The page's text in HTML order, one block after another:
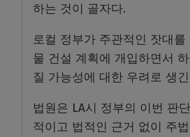
하는 것이 골자다.
로컬 정부가 주관적인 잣대를
물 건설 계획에 개입하면서
질 가능성에 대한 우려로 생
법원은 LA시 정부의 이번 판
적이고 법적인 근거 없이 주